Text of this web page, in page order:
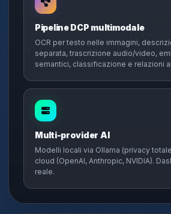
Pipeline DCP multimodale
OCR per testo nelle immagini,
separata, trascrizione audio/video,
semantici, classificazione e relazioni
Multi-provider AI
Modelli locali via Ollama (privacy
cloud (OpenAI, Anthropic, NVIDIA).
reale.